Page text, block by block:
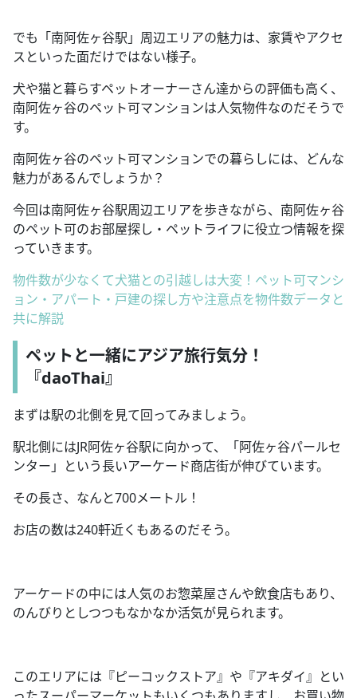
でも「南阿佐ヶ谷駅」周辺エリアの魅力は、家賃やアクセ
スといった面だけではない様子。
犬や猫と暮らすペットオーナーさん達からの評価も高く、
南阿佐ヶ谷のペット可マンションは人気物件なのだそうで
す。
南阿佐ヶ谷のペット可マンションでの暮らしには、どんな
魅力があるんでしょうか？
今回は南阿佐ヶ谷駅周辺エリアを歩きながら、南阿佐ヶ谷
のペット可のお部屋探し・ペットライフに役立つ情報を探
っていきます。
物件数が少なくて犬猫との引越しは大変！ペット可マンシ
ョン・アパート・戸建の探し方や注意点を物件数データと
共に解説
ペットと一緒にアジア旅行気分！
『daoThai』
まずは駅の北側を見て回ってみましょう。
駅北側にはJR阿佐ヶ谷駅に向かって、「阿佐ヶ谷パールセ
ンター」という長いアーケード商店街が伸びています。
その長さ、なんと700メートル！
お店の数は240軒近くもあるのだそう。
アーケードの中には人気のお惣菜屋さんや飲食店もあり、
のんびりとしつつもなかなか活気が見られます。
このエリアには『ピーコックストア』や『アキダイ』とい